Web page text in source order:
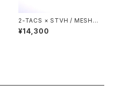
2-TACS × STVH / MESH
JET CAP
¥14,300